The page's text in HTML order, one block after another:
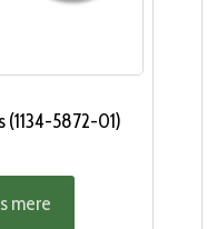
5872-01)
mere